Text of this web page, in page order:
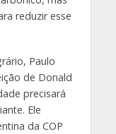
reduzir esse
Paulo
de Donald
precisará
Ele
da COP